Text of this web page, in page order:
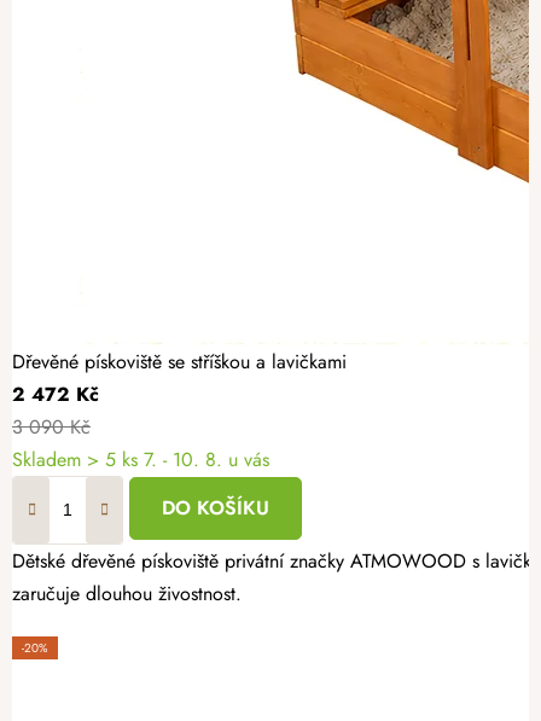
Dřevěné pískoviště se stříškou a lavičkami
2 472 Kč
3 090 Kč
Skladem > 5 ks 7. - 10. 8. u vás
DO KOŠÍKU
Dětské dřevěné pískoviště privátní značky ATMOWOOD s
zaručuje dlouhou živostnost.
-20%